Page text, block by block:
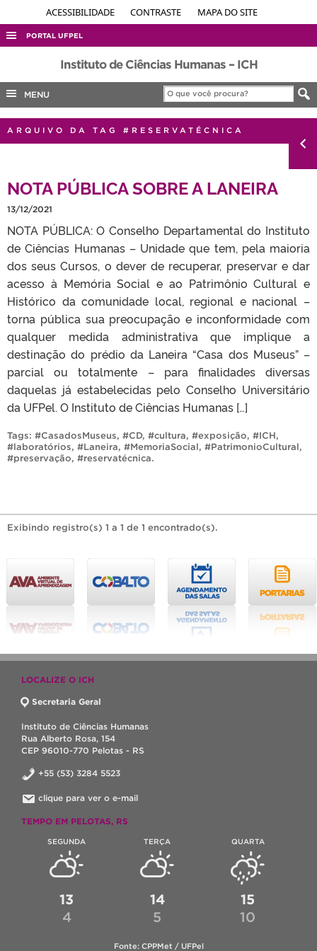
ACESSIBILIDADE CONTRASTE MAPA DO SITE
PORTAL UFPEL
ACESSO À INFORMAÇÃO
AUDITORIA
COBALTO
CONCURSOS
INTERNACIONAL
OUVIDORIA
PORTARIAS
TELEFONES
Instituto de Ciências Humanas – ICH
MENU
ARQUIVO DA TAG #RESERVATÉCNICA
NOTA PÚBLICA SOBRE A LANEIRA
13/12/2021
NOTA PÚBLICA: O Conselho Departamental do Instituto
de Ciências Humanas – Unidade que tem, pela maioria
dos seus Cursos, o dever de recuperar, preservar e dar
acesso à Memória Social e ao Patrimônio Cultural e
Histórico da comunidade local, regional e nacional –
torna pública sua preocupação e inconformidade com
qualquer medida administrativa que implique a
destinação do prédio da Laneira “Casa dos Museus” –
parcial ou totalmente – para finalidades diversas
daquelas já estabelecidas pelo Conselho Universitário
da UFPel. O Instituto de Ciências Humanas […]
Tags: #CasadosMuseus, #CD, #cultura, #exposição, #ICH,
#laboratórios, #Laneira, #MemoriaSocial, #PatrimonioCultural,
#preservação, #reservatécnica.
Exibindo registro(s) 1 a 1 de 1 encontrado(s).
LOCALIZE O ICH
Secretaria Geral
Instituto de Ciências Humanas
Rua Alberto Rosa, 154
CEP 96010-770 Pelotas - RS
+55 (53) 3284 5523
clique para ver o e-mail
TEMPO EM PELOTAS, RS
SEGUNDA
13
4
TERÇA
14
5
QUARTA
15
10
Fonte: CPPMet / UFPel